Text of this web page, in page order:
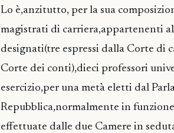
Lo è,anzitutto, per la sua
magistrati di carriera,appartenenti
designati(tre espressi dalla Corte di
Corte dei conti),dieci professori
esercizio,per una metà eletti dal
Repubblica,normalmente in
effettuate dalle due Camere in